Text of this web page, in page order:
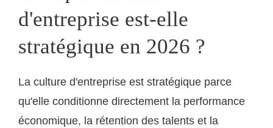
d'entreprise est-elle
stratégique en 2026 ?
La culture d'entreprise est stratégique parce
qu'elle conditionne directement la performance
économique, la rétention des talents et la